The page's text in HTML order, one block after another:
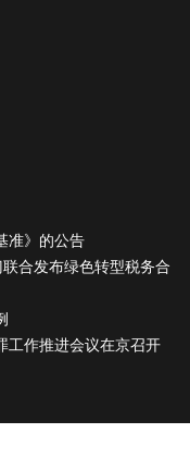
准》的公告
合发布绿色转型税务合
工作推进会议在京召开